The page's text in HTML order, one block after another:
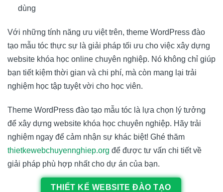
dùng
Với những tính năng ưu việt trên, theme WordPress đào
tạo mẫu tóc thực sự là giải pháp tối ưu cho việc xây dựng
website khóa học online chuyên nghiệp. Nó không chỉ giúp
bạn tiết kiệm thời gian và chi phí, mà còn mang lại trải
nghiệm học tập tuyệt vời cho học viên.
Theme WordPress đào tạo mẫu tóc là lựa chọn lý tưởng
để xây dựng website khóa học chuyên nghiệp. Hãy trải
nghiệm ngay để cảm nhận sự khác biệt! Ghé thăm
thietkewebchuyennghiep.org để được tư vấn chi tiết về
giải pháp phù hợp nhất cho dự án của bạn.
THIẾT KẾ WEBSITE ĐÀO TẠO